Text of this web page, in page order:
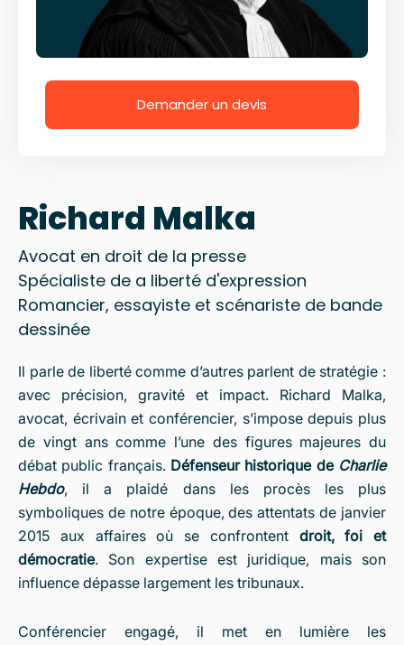
Richard Malka
Avocat en droit de la presse
Spécialiste de a liberté d'expression
Romancier, essayiste et scénariste de bande
dessinée
Il parle de liberté comme d’autres parlent de stratégie :
avec précision, gravité et impact. Richard Malka,
avocat, écrivain et conférencier, s’impose depuis plus
de vingt ans comme l’une des figures majeures du
débat public français. Défenseur historique de Charlie
Hebdo, il a plaidé dans les procès les plus
symboliques de notre époque, des attentats de janvier
2015 aux affaires où se confrontentdroit, foi et
démocratie. Son expertise est juridique, mais son
influence dépasse largement les tribunaux.
Conférencier engagé, il met en lumière les
Demander un devis